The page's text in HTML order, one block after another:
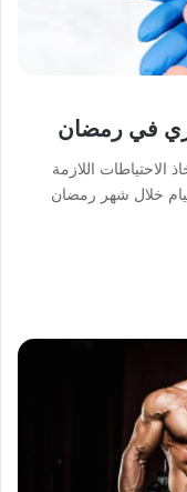
في رمضان
اللازمة
خلال شهر رمضان